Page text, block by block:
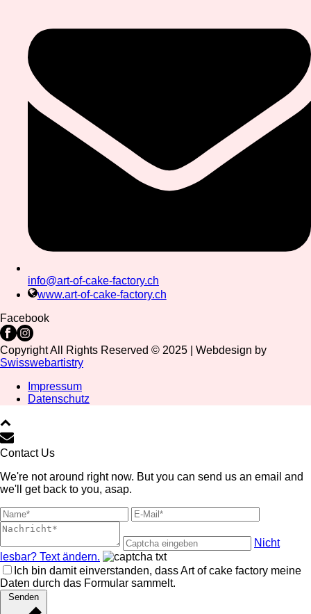
info@art-of-cake-factory.ch
www.art-of-cake-factory.ch
Facebook
Copyright All Rights Reserved © 2025 | Webdesign by
Swisswebartistry
Impressum
Datenschutz
Contact Us
We're not around right now. But you can send us an email and
we'll get back to you, asap.
Nicht
lesbar? Text ändern.
Ich bin damit einverstanden, dass Art of cake factory meine
Daten durch das Formular sammelt.
Senden